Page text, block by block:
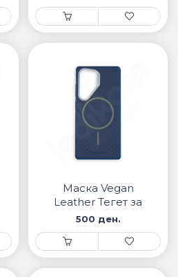
Маска Vegan
Leather Тегет за
Samsung
500 ден.